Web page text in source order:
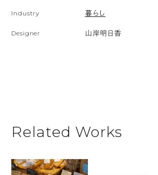
Industry 暮らし
Designer 山岸明日香
Related Works